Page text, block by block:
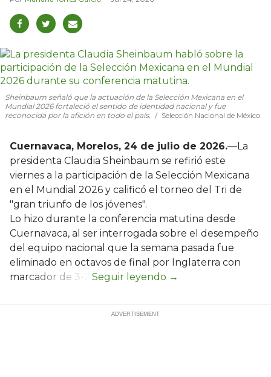
Sheinbaum señaló que la actuación de la Selección Mexicana en el
Mundial 2026 fortaleció el sentido de identidad nacional y fue
reconocida por la afición en todo el país.
Selección Nacional de México
Cuernavaca, Morelos, 24 de julio de 2026.—La
presidenta Claudia Sheinbaum se refirió este
viernes a la participación de la Selección Mexicana
en el Mundial 2026 y calificó el torneo del Tri de
"gran triunfo de los jóvenes".
Lo hizo durante la conferencia matutina desde
Cuernavaca, al ser interrogada sobre el desempeño
del equipo nacional que la semana pasada fue
eliminado en octavos de final por Inglaterra con
marcador de 3-2.